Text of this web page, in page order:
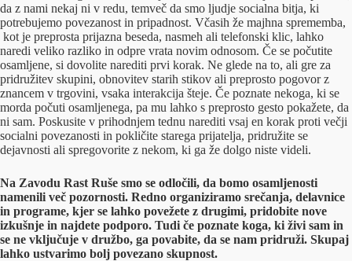
da z nami nekaj ni v redu, temveč da smo ljudje socialna bitja, ki
potrebujemo povezanost in pripadnost. Včasih že majhna sprememba,
kot je preprosta prijazna beseda, nasmeh ali telefonski klic, lahko
naredi veliko razliko in odpre vrata novim odnosom. Če se počutite
osamljene, si dovolite narediti prvi korak. Ne glede na to, ali gre za
pridružitev skupini, obnovitev starih stikov ali preprosto pogovor z
znancem v trgovini, vsaka interakcija šteje. Če poznate nekoga, ki se
morda počuti osamljenega, pa mu lahko s preprosto gesto pokažete, da
ni sam. Poskusite v prihodnjem tednu narediti vsaj en korak proti večji
socialni povezanosti in pokličite starega prijatelja, pridružite se
dejavnosti ali spregovorite z nekom, ki ga že dolgo niste videli.
Na Zavodu Rast Ruše smo se odločili, da bomo osamljenosti
namenili več pozornosti. Redno organiziramo srečanja, delavnice
in programe, kjer se lahko povežete z drugimi, pridobite nove
izkušnje in najdete podporo. Tudi če poznate koga, ki živi sam in
se ne vključuje v družbo, ga povabite, da se nam pridruži. Skupaj
lahko ustvarimo bolj povezano skupnost.